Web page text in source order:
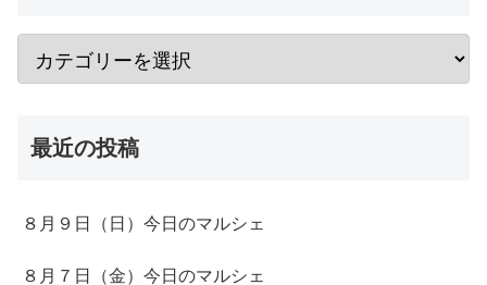
最近の投稿
８月９日（日）今日のマルシェ
８月７日（金）今日のマルシェ